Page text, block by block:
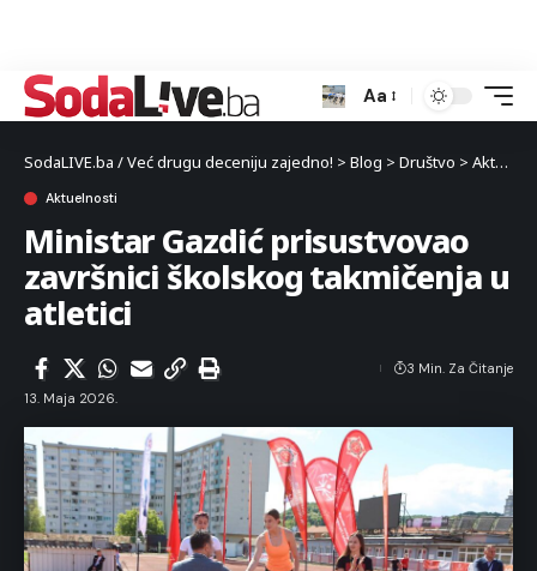
Aa
SodaLIVE.ba / Već drugu deceniju zajedno! > Blog > Društvo > Aktuelnosti
Aktuelnosti
Ministar Gazdić prisustvovao
završnici školskog takmičenja u
atletici
13. Maja 2026.
3 Min. Za Čitanje